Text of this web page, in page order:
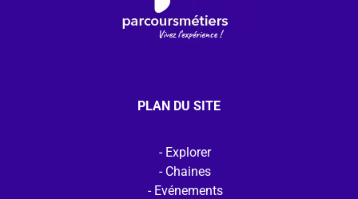
PLAN DU SITE
Explorer
Chaines
Evénements